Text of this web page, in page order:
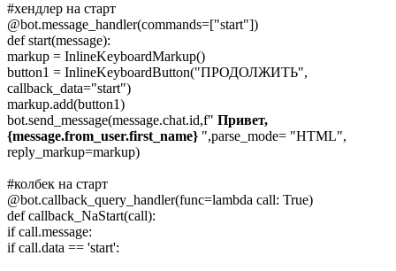
#хендлер на старт
@bot.message_handler(commands=["start"])
def start(message):
markup = InlineKeyboardMarkup()
button1 = InlineKeyboardButton("ПРОДОЛЖИТЬ",
callback_data="start")
markup.add(button1)
bot.send_message(message.chat.id,f" Привет,
{message.from_user.first_name} ",parse_mode= "HTML",
reply_markup=markup)
#колбек на старт
@bot.callback_query_handler(func=lambda call: True)
def callback_NaStart(call):
if call.message:
if call.data == 'start':